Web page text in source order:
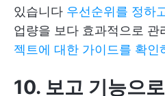
있습니다 우선순위를 정하
업량을 보다 효과적으로 관
젝트에 대한 가이드를 확인
10. 보고 기능으